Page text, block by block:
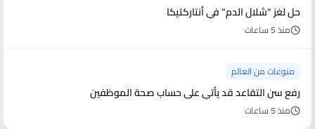
حل لغز "شلال الدم" في أنتاركتيكا
منذ 5 ساعات
منوعات من العالم
رفع سن التقاعد قد يأتي على حساب صحة الموظفين
منذ 5 ساعات